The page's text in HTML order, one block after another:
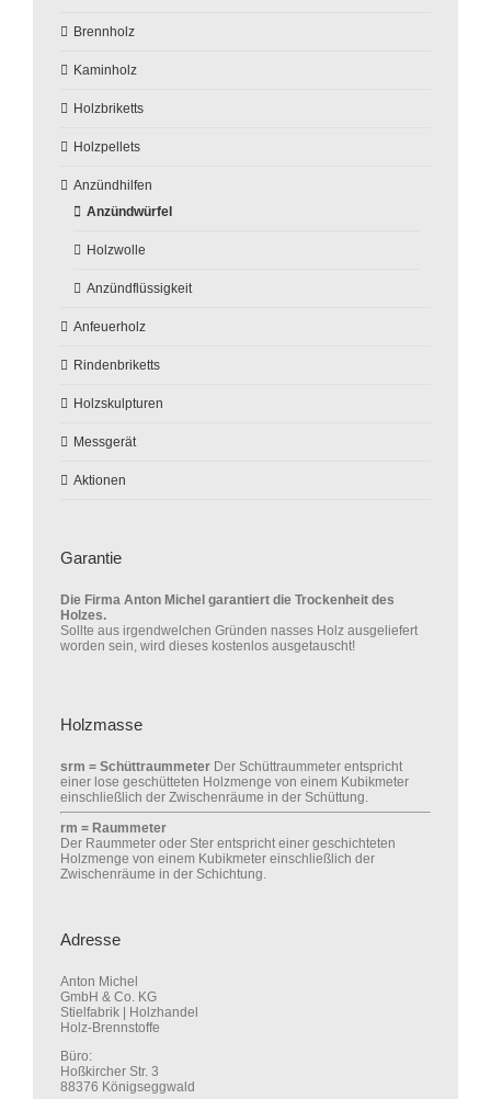
Brennholz
Kaminholz
Holzbriketts
Holzpellets
Anzündhilfen
Anzündwürfel
Holzwolle
Anzündflüssigkeit
Anfeuerholz
Rindenbriketts
Holzskulpturen
Messgerät
Aktionen
Garantie
Die Firma Anton Michel garantiert die Trockenheit des
Holzes.
Sollte aus irgendwelchen Gründen nasses Holz ausgeliefert
worden sein, wird dieses kostenlos ausgetauscht!
Holzmasse
srm = Schüttraummeter Der Schüttraummeter entspricht
einer lose geschütteten Holzmenge von einem Kubikmeter
einschließlich der Zwischenräume in der Schüttung.
rm = Raummeter
Der Raummeter oder Ster entspricht einer geschichteten
Holzmenge von einem Kubikmeter einschließlich der
Zwischenräume in der Schichtung.
Adresse
Anton Michel
GmbH & Co. KG
Stielfabrik | Holzhandel
Holz-Brennstoffe
Büro:
Hoßkircher Str. 3
88376 Königseggwald